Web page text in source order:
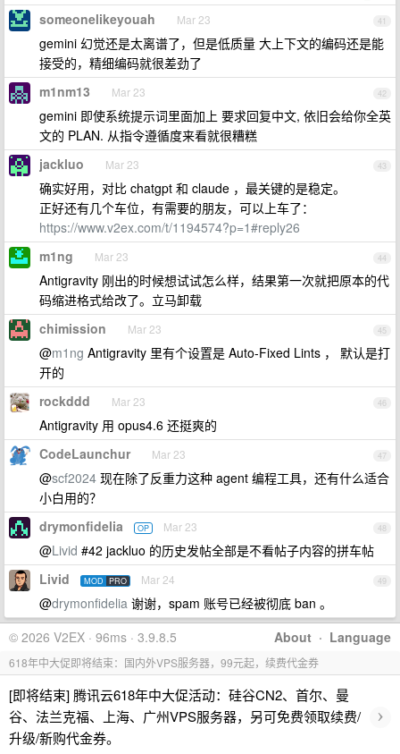
41
someonelikeyouah Mar 23
gemini 幻觉还是太离谱了，但是低质量 大上下文的编码还是能
接受的，精细编码就很差劲了
42
m1nm13 Mar 23
gemini 即使系统提示词里面加上 要求回复中文, 依旧会给你全英
文的 PLAN. 从指令遵循度来看就很糟糕
43
jackluo Mar 23
确实好用，对比 chatgpt 和 claude ，最关键的是稳定。
正好还有几个车位，有需要的朋友，可以上车了：
https://www.v2ex.com/t/1194574?p=1#reply26
44
m1ng Mar 23
Antigravity 刚出的时候想试试怎么样，结果第一次就把原本的代
码缩进格式给改了。立马卸载
45
chimission Mar 23
@m1ng Antigravity 里有个设置是 Auto-Fixed Lints ， 默认是打
开的
46
rockddd Mar 23
Antigravity 用 opus4.6 还挺爽的
47
CodeLaunchur Mar 23
@scf2024 现在除了反重力这种 agent 编程工具，还有什么适合
小白用的？
48
drymonfidelia OP Mar 23
@Livid #42 jackluo 的历史发帖全部是不看帖子内容的拼车帖
49
Livid MOD PRO Mar 24
@drymonfidelia 谢谢，spam 账号已经被彻底 ban 。
About · Language
© 2026 V2EX · 96ms · 3.9.8.5
618年中大促即将结束：国内外VPS服务器，99元起，续费代金券
[即将结束] 腾讯云618年中大促活动：硅谷CN2、首尔、曼
谷、法兰克福、上海、广州VPS服务器，另可免费领取续费/
升级/新购代金券。
›